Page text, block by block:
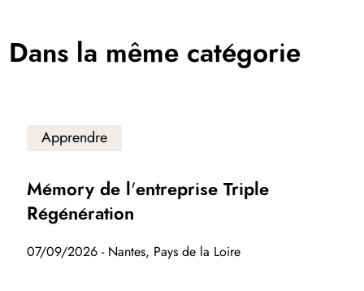
Dans la même catégorie
Apprendre
Mémory de l'entreprise Triple
Régénération
07/09/2026 - Nantes, Pays de la Loire